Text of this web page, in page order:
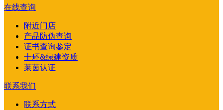
在线查询
附近门店
产品防伪查询
证书查询鉴定
十环&绿建资质
莱茵认证
联系我们
联系方式